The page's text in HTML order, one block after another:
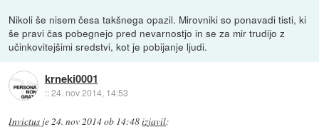
Nikoli še nisem česa takšnega opazil. Mirovniki so ponavadi tisti, ki
še pravi čas pobegnejo pred nevarnostjo in se za mir trudijo z
učinkovitejšimi sredstvi, kot je pobijanje ljudi.
krneki0001
::24. nov 2014, 14:53
Invictus je 24. nov 2014 ob 14:48izjavil: